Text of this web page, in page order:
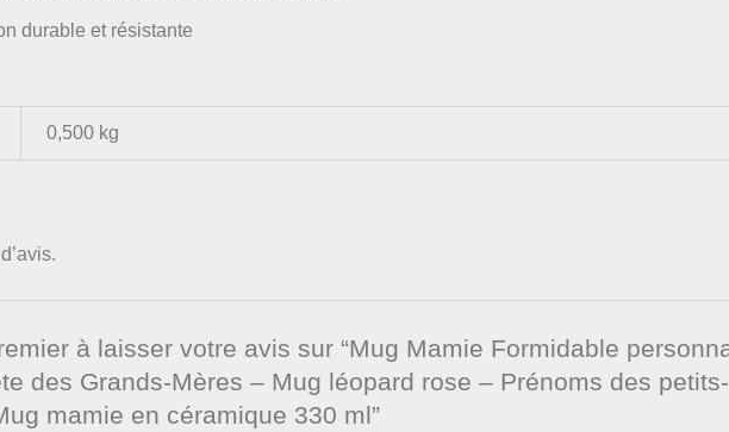
durable et résistante
0,500 kg
à laisser votre avis sur “Mug Mamie Formidable
des Grands-Mères – Mug léopard rose – Prénoms des petits-
mamie en céramique 330 ml”